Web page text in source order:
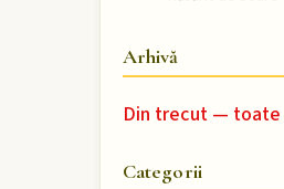
Arhivă
Din trecut — toate
Categorii